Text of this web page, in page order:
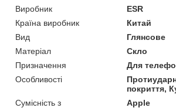
Виробник
ESR
Країна виробник
Китай
Вид
Глянсове
Матеріал
Скло
Призначення
Для
Особливості
покриття,
Сумісність з
Apple